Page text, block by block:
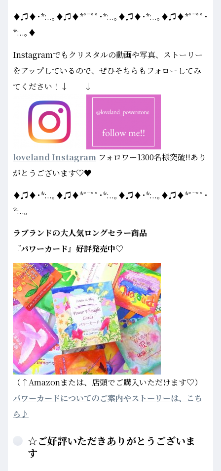
♦♫♦･*:..｡♦♫♦*ﾟ¨ﾟﾟ･*:..｡♦♫♦･*:..｡♦♫♦*ﾟ¨ﾟﾟ･
*:..｡♦
Instagramでもクリスタルの動画や写真、ストーリー
をアップしているので、ぜひそちらもフォローしてみ
てください！↓ ↓
loveland Instagram フォロワー1300名様突破!!あり
がとうございます♡♥
♦♫♦･*:..｡♦♫♦*ﾟ¨ﾟﾟ･*:..｡♦♫♦･*:..｡♦♫♦*ﾟ¨ﾟﾟ･
*:..｡
ラブランドの大人気ロングセラー商品
『パワーカード』好評発売中♡
（↑Amazonまたは、店頭でご購入いただけます♡）
パワーカードについてのご案内やストーリーは、こち
ら♪
☆ご好評いただきありがとうございま
す